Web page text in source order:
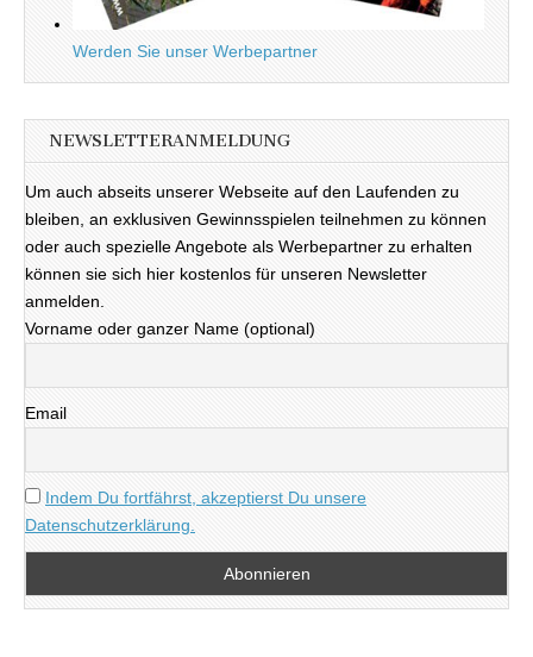
Werden Sie unser Werbepartner
NEWSLETTERANMELDUNG
Um auch abseits unserer Webseite auf den Laufenden zu
bleiben, an exklusiven Gewinnsspielen teilnehmen zu können
oder auch spezielle Angebote als Werbepartner zu erhalten
können sie sich hier kostenlos für unseren Newsletter
anmelden.
Vorname oder ganzer Name (optional)
Email
Indem Du fortfährst, akzeptierst Du unsere
Datenschutzerklärung.